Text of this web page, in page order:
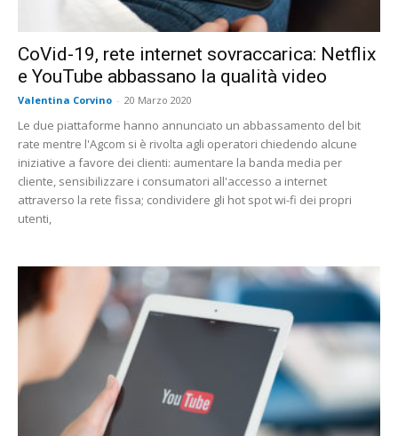
CoVid-19, rete internet sovraccarica: Netflix
e YouTube abbassano la qualità video
Valentina Corvino - 20 Marzo 2020
Le due piattaforme hanno annunciato un abbassamento del bit
rate mentre l'Agcom si è rivolta agli operatori chiedendo alcune
iniziative a favore dei clienti: aumentare la banda media per
cliente, sensibilizzare i consumatori all'accesso a internet
attraverso la rete fissa; condividere gli hot spot wi-fi dei propri
utenti,